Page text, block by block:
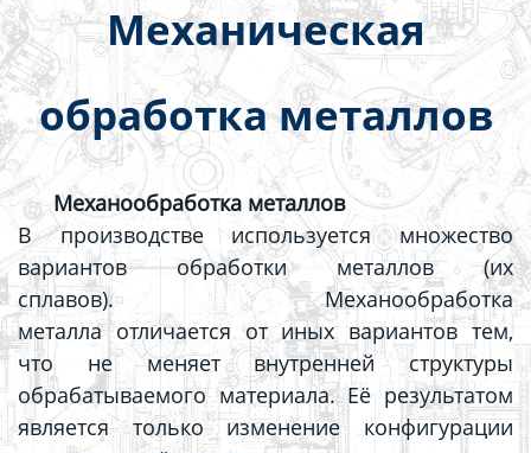
Механическая
обработка металлов
Механообработка металлов
В производстве используется множество
вариантов обработки металлов (их
сплавов). Механообработка
металла отличается от иных вариантов тем,
что не меняет внутренней структуры
обрабатываемого материала. Её результатом
является только изменение конфигурации